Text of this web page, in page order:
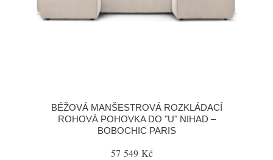
BÉŽOVÁ MANŠESTROVÁ ROZKLÁDACÍ
ROHOVÁ POHOVKA DO "U" NIHAD –
BOBOCHIC PARIS
57 549 Kč